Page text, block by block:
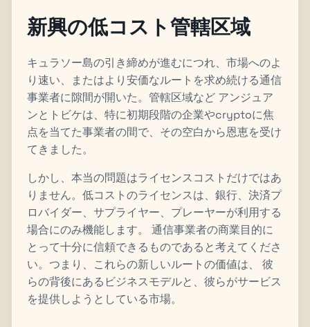
新興の低コスト管轄区域
キュラソー島の引き締めが進むにつれ、市場へのよ
り速い、またはより安価なルートを求め続ける通信
事業者に隙間が開いた。管轄区域など アンジュア
ンとトビケは、特に初期段階の企業やcryptoに焦
点を当てた事業者の間で、その空白から恩恵を受け
てきました。
しかし、本当の問題はライセンスコストだけではあ
りません。低コストのライセンスは、銀行、決済プ
ロバイダー、サプライヤー、プレーヤーが利用する
場合にのみ機能します。 通信事業者の商業目的に
とって十分に信頼できるものであると考えてくださ
い。つまり、これらの新しいルートの価値は、 彼
らの背後にあるビジネスモデルと、彼らがサービス
を提供しようとしている市場。